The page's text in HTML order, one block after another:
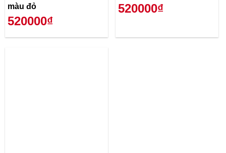
màu đỏ
520000₫
520000₫